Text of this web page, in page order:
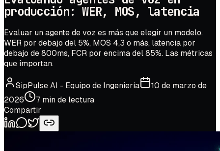
producción: WER, MOS, latencia
Evaluar un agente de voz es más que elegir un modelo.
WER por debajo del 5%, MOS 4,3 o más, latencia por
debajo de 800ms, FCR por encima del 85%. Las métricas
que importan.
SipPulse AI - Equipo de Ingeniería
10 de marzo de
2026
7 min de lectura
Compartir